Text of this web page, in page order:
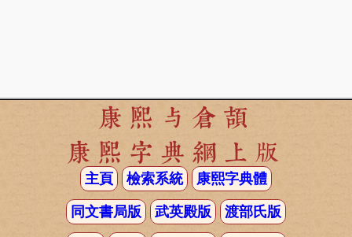
康熙与倉頡
康熙字典網上版
主頁 檢索系統 康熙字典體
同文書局版 武英殿版 渡部氏版